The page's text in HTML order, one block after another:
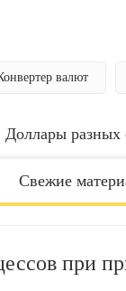
валют
Доллары разных
Свежие
при